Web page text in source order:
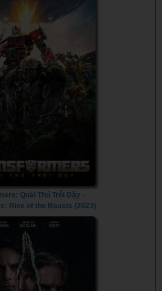
Quái Thú Trỗi Dậy -
Rise of the Beasts (2023)
- Vietsub